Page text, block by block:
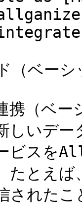
（ベーシ
携（ベ
しいデ
ビスを
たとえ
された